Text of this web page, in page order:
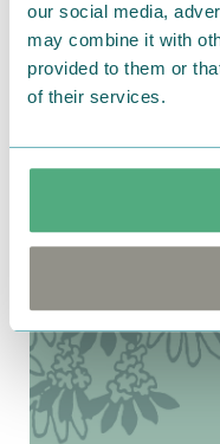
our social media,
may combine it with
provided to them or
of their services.
夏の必需品！新作